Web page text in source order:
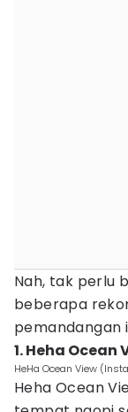
Nah, tak perlu
beberapa
pemandangan
1. Heha Ocean
HeHa Ocean View
Heha Ocean